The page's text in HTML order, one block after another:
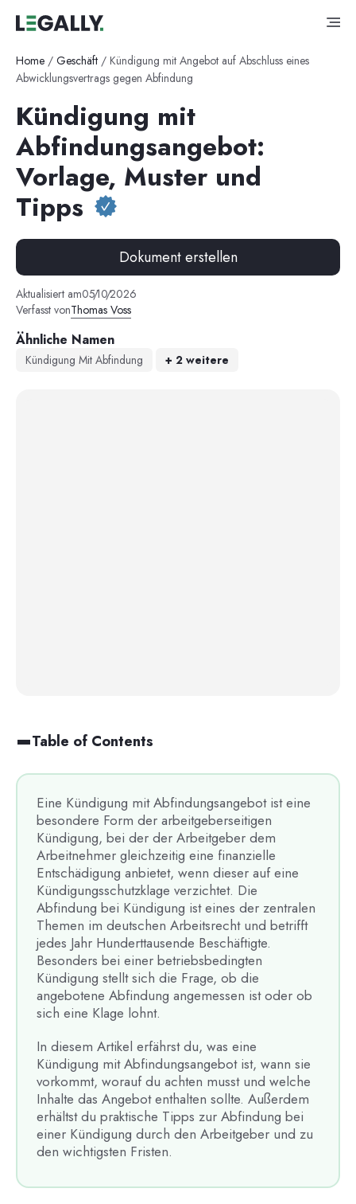
Home / Geschäft / Kündigung mit Angebot auf Abschluss eines
Abwicklungsvertrags gegen Abfindung
Kündigung mit
Abfindungsangebot:
Vorlage, Muster und
Tipps
Dokument erstellen
Aktualisiert am05/10/2026
Verfasst vonThomas Voss
Ähnliche Namen
Kündigung Mit Abfindung + 2 weitere
Eine Kündigung mit Abfindungsangebot ist eine
besondere Form der arbeitgeberseitigen
Kündigung, bei der der Arbeitgeber dem
Arbeitnehmer gleichzeitig eine finanzielle
Entschädigung anbietet, wenn dieser auf eine
Kündigungsschutzklage verzichtet. Die
Abfindung bei Kündigung ist eines der zentralen
Themen im deutschen Arbeitsrecht und betrifft
jedes Jahr Hunderttausende Beschäftigte.
Besonders bei einer betriebsbedingten
Kündigung stellt sich die Frage, ob die
angebotene Abfindung angemessen ist oder ob
sich eine Klage lohnt.
In diesem Artikel erfährst du, was eine
Kündigung mit Abfindungsangebot ist, wann sie
vorkommt, worauf du achten musst und welche
Inhalte das Angebot enthalten sollte. Außerdem
erhältst du praktische Tipps zur Abfindung bei
einer Kündigung durch den Arbeitgeber und zu
den wichtigsten Fristen.
Table of Contents